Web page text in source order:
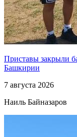
Приставы закрыли
Башкирии
7 августа 2026
Наиль Байназаров